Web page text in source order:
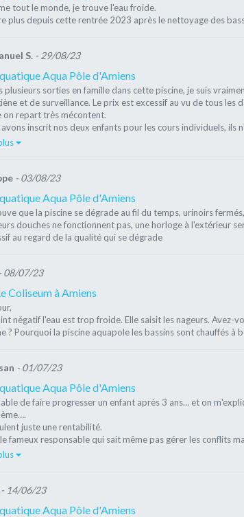
tout le monde, je trouve l'eau froide.
plus depuis cette rentrée 2023 après le nettoyage des
S. - 29/08/23
Aqua Pôle d'Amiens
plusieurs sorties en famille dans cette piscine, je suis
et de surveillance. Le prix est excessif au vu de tous les
on repart très mécontent.
inscrit nos deux enfants pour les cours individuels, ils
- 03/08/23
Aqua Pôle d'Amiens
que la piscine se dégrade au fil du temps, urinoirs
douches ne fonctionnent pas, une horloge à l'extérieur
au regard de la qualité qui se dégrade
- 08/07/23
Coliseum à Amiens
négatif l'eau est trop froide. Elle saisit les nageurs. Avez-
? Pourquoi la piscine aquapole les bassins sont chauffés à
- 01/07/23
Aqua Pôle d'Amiens
de faire progresser un enfant après 3 ans… et on
juste une rentabilité.
fameux responsable qui sait même pas gérer les conflits
- 14/06/23
Aqua Pôle d'Amiens